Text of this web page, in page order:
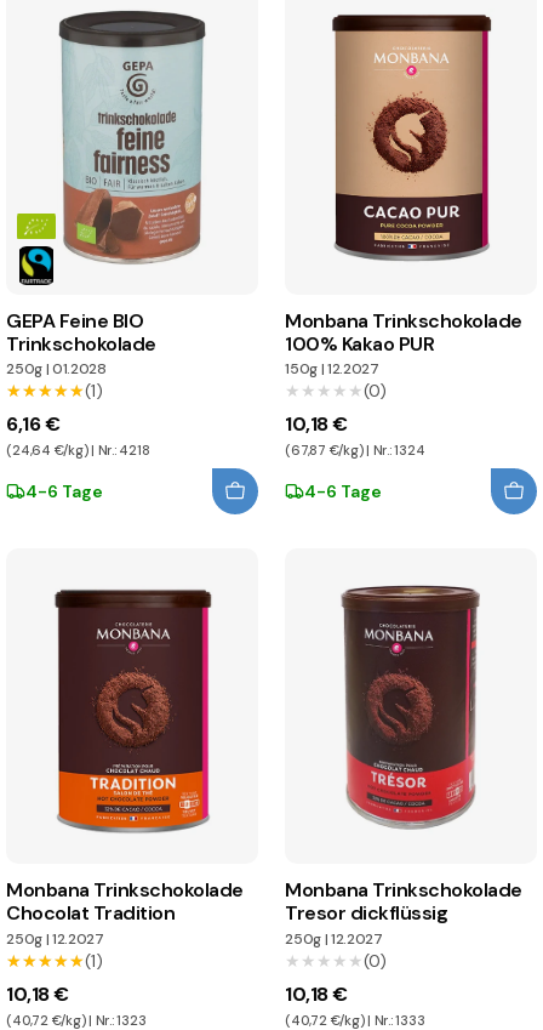
GEPA Feine BIO
Trinkschokolade
250g|01.2028
★★★★★
★★★★★(1)
6,16 €
(24,64 €/kg) | Nr.: 4218
4-6 Tage
Monbana Trinkschokolade
100% Kakao PUR
150g|12.2027
★★★★★
★★★★★(0)
10,18 €
(67,87 €/kg) | Nr.: 1324
4-6 Tage
Monbana Trinkschokolade
Chocolat Tradition
250g|12.2027
★★★★★
★★★★★(1)
10,18 €
(40,72 €/kg) | Nr.: 1323
Monbana Trinkschokolade
Tresor dickflüssig
250g|12.2027
★★★★★
★★★★★(0)
10,18 €
(40,72 €/kg) | Nr.: 1333